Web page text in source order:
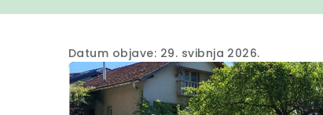
Datum objave: 29. svibnja 2026.